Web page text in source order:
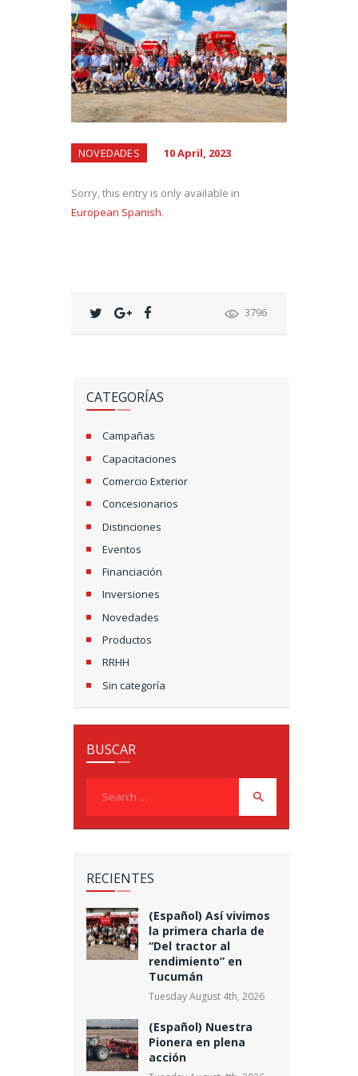
NOVEDADES 10 April, 2023
Sorry, this entry is only available in
European Spanish.
3796
CATEGORÍAS
Campañas
Capacitaciones
Comercio Exterior
Concesionarios
Distinciones
Eventos
Financiación
Inversiones
Novedades
Productos
RRHH
Sin categoría
BUSCAR
RECIENTES
(Español) Así vivimos
la primera charla de
“Del tractor al
rendimiento” en
Tucumán
Tuesday August 4th, 2026
(Español) Nuestra
Pionera en plena
acción